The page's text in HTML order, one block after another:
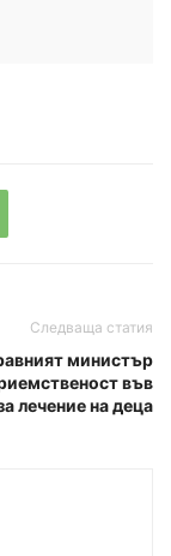
Следваща статия
министър
във
лечение на деца